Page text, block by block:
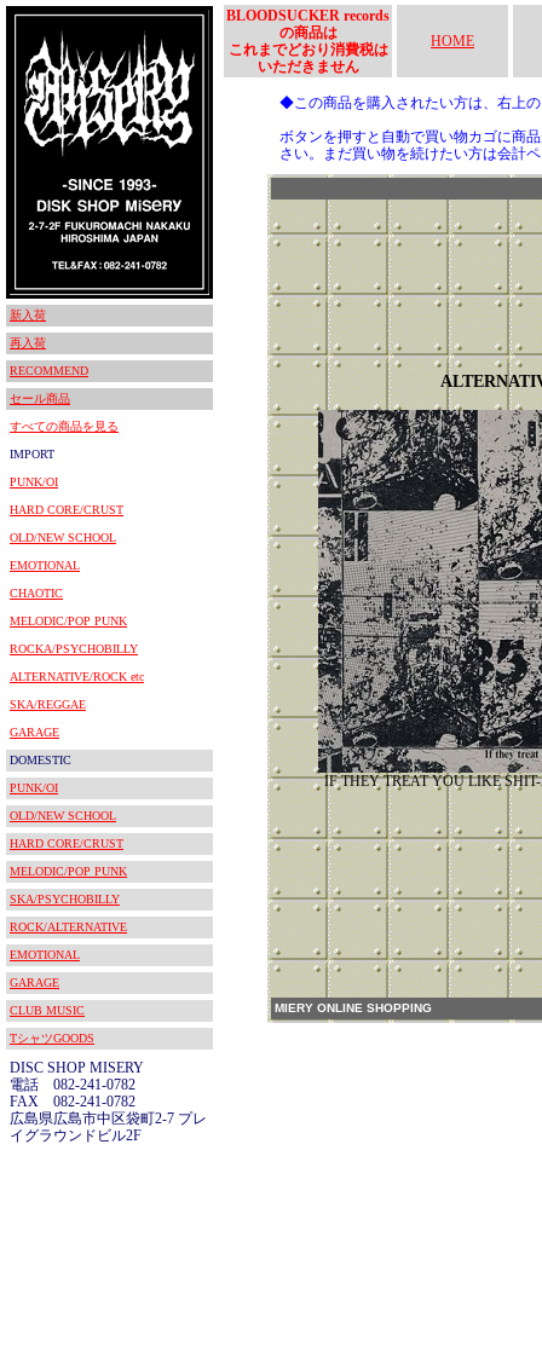
新入荷
再入荷
RECOMMEND
セール商品
すべての商品を見る
IMPORT
PUNK/OI
HARD CORE/CRUST
OLD/NEW SCHOOL
EMOTIONAL
CHAOTIC
MELODIC/POP PUNK
ROCKA/PSYCHOBILLY
ALTERNATIVE/ROCK etc
SKA/REGGAE
GARAGE
DOMESTIC
PUNK/OI
OLD/NEW SCHOOL
HARD CORE/CRUST
MELODIC/POP PUNK
SKA/PSYCHOBILLY
ROCK/ALTERNATIVE
EMOTIONAL
GARAGE
CLUB MUSIC
TシャツGOODS
DISC SHOP MISERY
電話 082-241-0782
FAX 082-241-0782
広島県広島市中区袋町2-7 プレ
イグラウンドビル2F
BLOODSUCKER records
の商品は
これまでどおり消費税は
いただきません
HOME
◆この商品を購入されたい方は、右上
ボタンを押すと自動で買い物カゴに商
さい。まだ買い物を続けたい方は会計
IF THEY TREAT YOU LIKE
MIERY ONLINE SHOPPING